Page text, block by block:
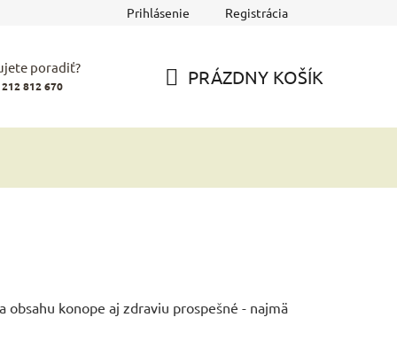
Prihlásenie Registrácia
poradiť?
812 670 PRÁZDNY KOŠÍK
konope aj zdraviu prospešné - najmä